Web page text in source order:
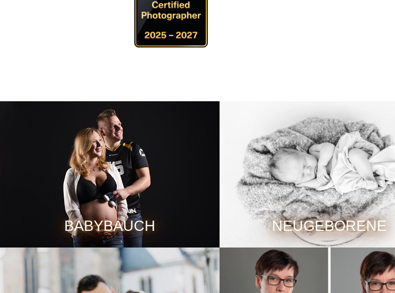
BABYBAUCH NEUGEBORENE